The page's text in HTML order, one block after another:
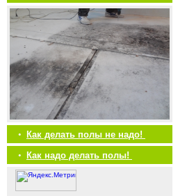
•
Как делать полы не надо!
•
Как надо делать полы!